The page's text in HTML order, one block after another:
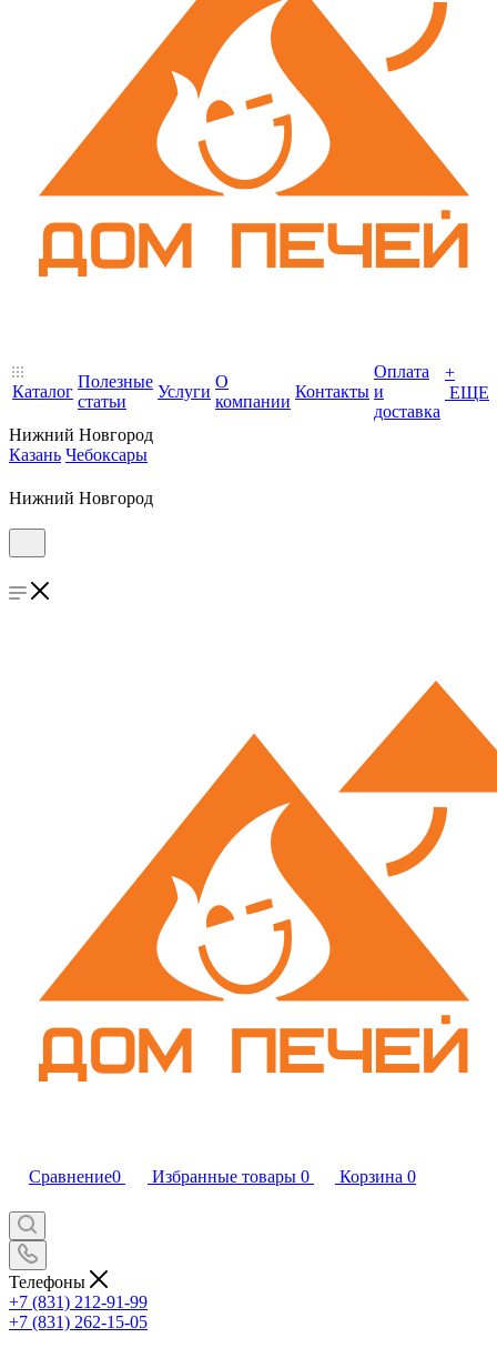
Каталог
Полезные
статьи
Услуги
О
компании
Контакты
Оплата
и
доставка
+
ЕЩЕ
Нижний Новгород
Казань Чебоксары
Нижний Новгород
Сравнение0 Избранные товары 0 Корзина 0
Телефоны
+7 (831) 212-91-99
+7 (831) 262-15-05